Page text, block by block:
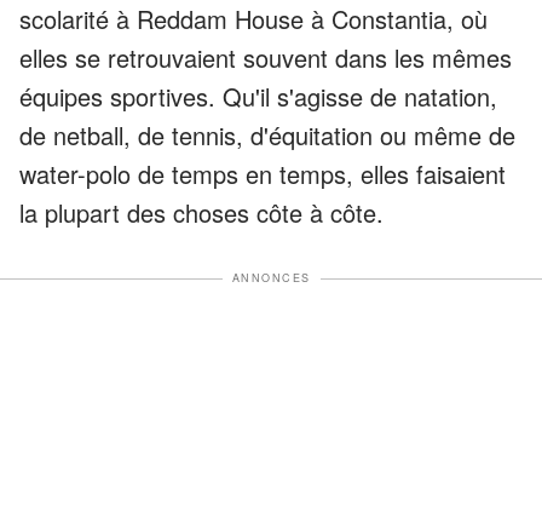
scolarité à Reddam House à Constantia, où
elles se retrouvaient souvent dans les mêmes
équipes sportives. Qu'il s'agisse de natation,
de netball, de tennis, d'équitation ou même de
water-polo de temps en temps, elles faisaient
la plupart des choses côte à côte.
ANNONCES